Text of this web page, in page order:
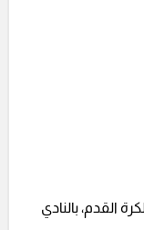
القدم، بالنادي